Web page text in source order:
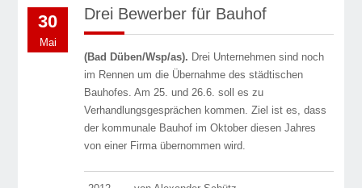
30
Mai
Drei Bewerber für Bauhof
(Bad Düben/Wsp/as). Drei Unternehmen sind noch
im Rennen um die Übernahme des städtischen
Bauhofes. Am 25. und 26.6. soll es zu
Verhandlungsgesprächen kommen. Ziel ist es, dass
der kommunale Bauhof im Oktober diesen Jahres
von einer Firma übernommen wird.